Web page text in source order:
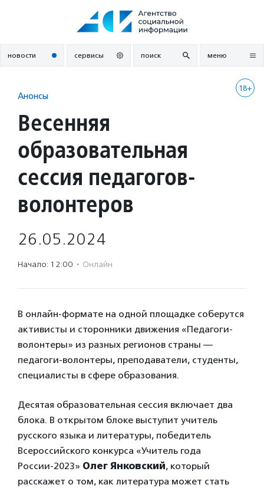
новости сервисы поиск меню
18+
Анонсы
Весенняя
образовательная
сессия педагогов-
волонтеров
26.05.2024
Начало: 12:00 · Онлайн
В онлайн-формате на одной площадке соберутся
активисты и сторонники движения «Педагоги-
волонтеры» из разных регионов страны —
педагоги-волонтеры, преподаватели, студенты,
специалисты в сфере образования.
Десятая образовательная сессия включает два
блока. В открытом блоке выступит учитель
русского языка и литературы, победитель
Всероссийского конкурса «Учитель года
России-2023» Олег Янковский, который
расскажет о том, как литература может стать